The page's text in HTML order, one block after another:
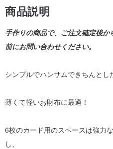
商品説明
手作りの商品で、ご注文確定後
前にお問い合わせください。
シンプルでハンサムできちんとし
薄くて軽いお財布に最適！
6枚のカード用のスペースは強力
し、